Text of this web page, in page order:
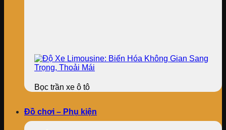
Bọc trần xe ô tô
Đồ chơi – Phụ kiện